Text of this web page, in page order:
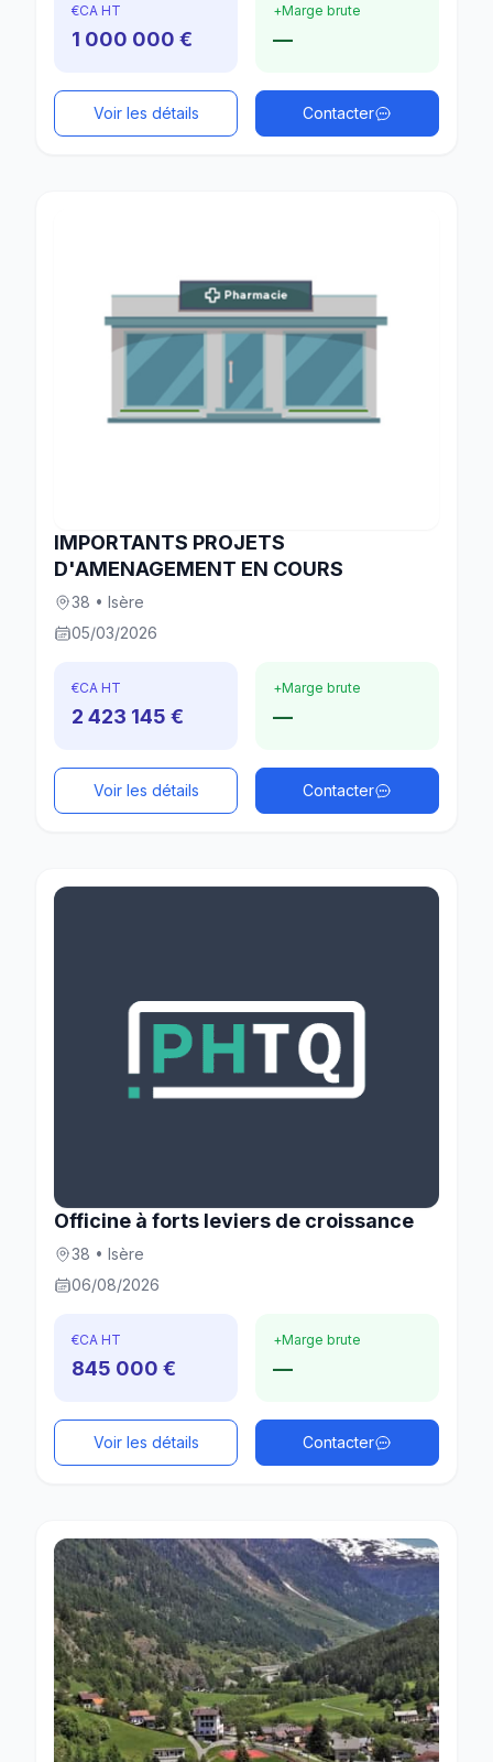
€CA HT
1 000 000 €
+Marge brute
—
Voir les détails Contacter
IMPORTANTS PROJETS
D'AMENAGEMENT EN COURS
38 • Isère
05/03/2026
€CA HT
2 423 145 €
+Marge brute
—
Voir les détails Contacter
Officine à forts leviers de croissance
38 • Isère
06/08/2026
€CA HT
845 000 €
+Marge brute
—
Voir les détails Contacter